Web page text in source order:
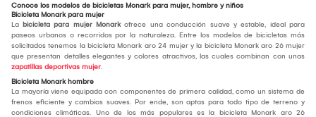
Conoce los modelos de bicicletas Monark para mujer, hombre y niños
Bicicleta Monark para mujer
La bicicleta para mujer Monarkofrece una conducción suave y estable, ideal para
paseos urbanos o recorridos por la naturaleza. Entre los modelos de bicicletas más
solicitados tenemos la bicicleta Monark aro 24 mujer y la bicicleta Monark aro 26 mujer
que presentan detalles elegantes y colores atractivos, las cuales combinan con unas
zapatillas deportivas mujer.
Bicicleta Monark hombre
La mayoría viene equipada con componentes de primera calidad, como un sistema de
frenos eficiente y cambios suaves. Por ende, son aptas para todo tipo de terreno y
condiciones climáticas. Uno de los más populares es la bicicleta Monark aro 26